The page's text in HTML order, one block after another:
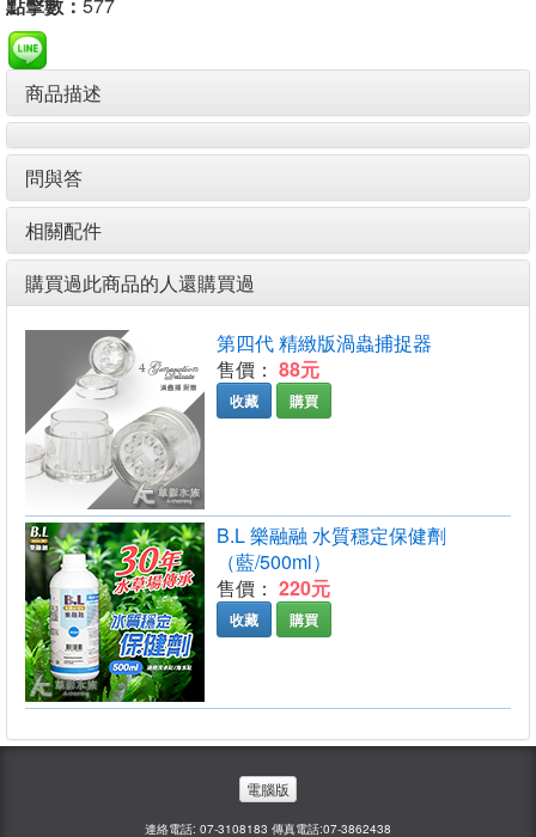
商品描述
問與答
相關配件
購買過此商品的人還購買過
第四代 精緻版渦蟲捕捉器
售價： 88元
收藏 購買
B.L 樂融融 水質穩定保健劑
（藍/500ml）
售價： 220元
收藏 購買
電腦版
連絡電話: 07-3108183 傳真電話:07-3862438